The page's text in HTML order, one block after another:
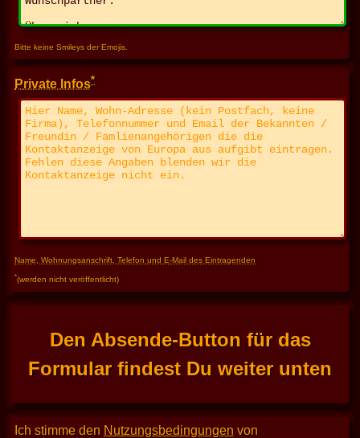
Bitte keine Smileys der Emojis.
Private Infos*
Name, Wohnungsanschrift, Telefon und E-Mail des Eintragenden
*(werden nicht veröffentlicht)
Den Absende-Button für das
Formular findest Du weiter unten
Ich stimme den Nutzungsbedingungen von